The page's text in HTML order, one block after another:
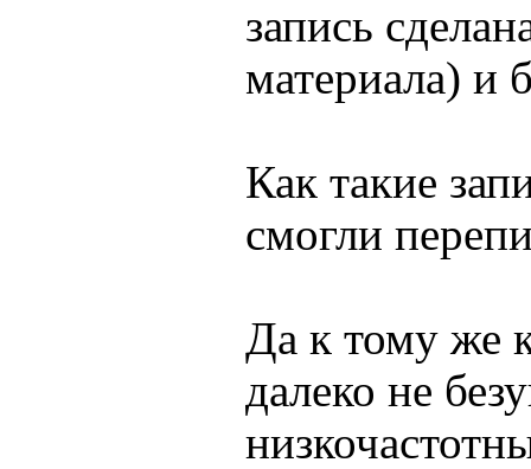
запись
материала) и
Как такие
смогли
Да к тому же
далеко не